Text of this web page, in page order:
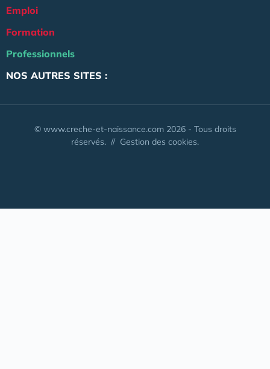
Emploi
Formation
Professionnels
NOS AUTRES SITES :
© www.creche-et-naissance.com 2026 - Tous droits
réservés. // Gestion des cookies.